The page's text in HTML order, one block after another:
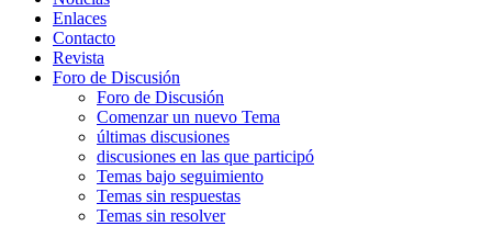
Enlaces
Contacto
Revista
Foro de Discusión
Foro de Discusión
Comenzar un nuevo Tema
últimas discusiones
discusiones en las que participó
Temas bajo seguimiento
Temas sin respuestas
Temas sin resolver